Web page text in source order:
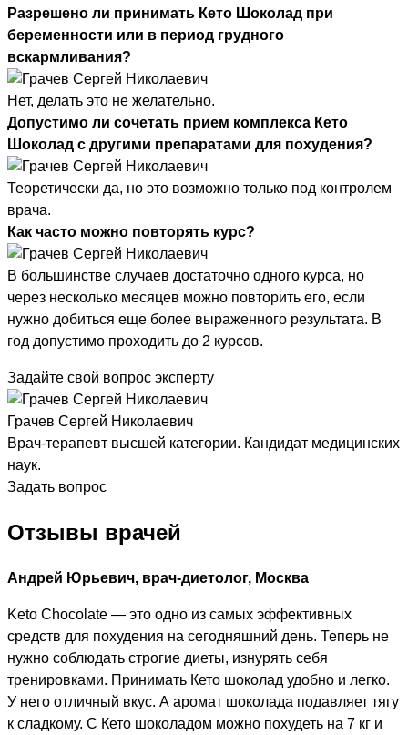
Разрешено ли принимать Кето Шоколад при
беременности или в период грудного
вскармливания?
Нет, делать это не желательно.
Допустимо ли сочетать прием комплекса Кето
Шоколад с другими препаратами для похудения?
Теоретически да, но это возможно только под контролем
врача.
Как часто можно повторять курс?
В большинстве случаев достаточно одного курса, но
через несколько месяцев можно повторить его, если
нужно добиться еще более выраженного результата. В
год допустимо проходить до 2 курсов.
Задайте свой вопрос эксперту
Грачев Сергей Николаевич
Врач-терапевт высшей категории. Кандидат медицинских
наук.
Задать вопрос
Отзывы врачей
Андрей Юрьевич, врач-диетолог, Москва
Keto Chocolate — это одно из самых эффективных
средств для похудения на сегодняшний день. Теперь не
нужно соблюдать строгие диеты, изнурять себя
тренировками. Принимать Кето шоколад удобно и легко.
У него отличный вкус. А аромат шоколада подавляет тягу
к сладкому. С Кето шоколадом можно похудеть на 7 кг и